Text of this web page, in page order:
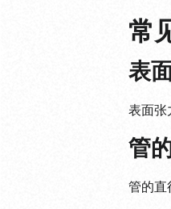
常
表
表面张
管
管的直